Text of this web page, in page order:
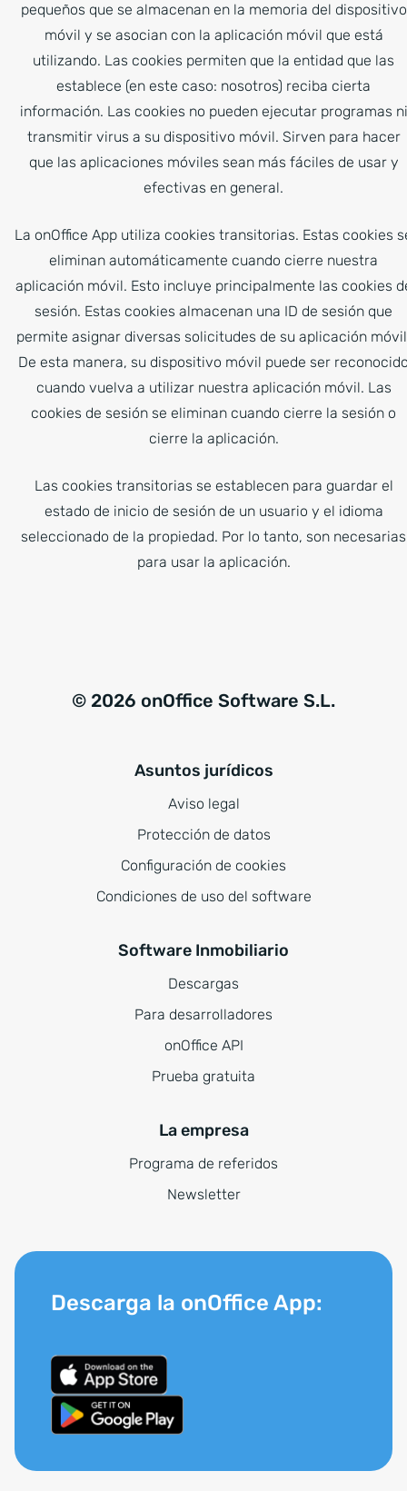
pequeños que se almacenan en la memoria del dispositivo
móvil y se asocian con la aplicación móvil que está
utilizando. Las cookies permiten que la entidad que las
establece (en este caso: nosotros) reciba cierta
información. Las cookies no pueden ejecutar programas ni
transmitir virus a su dispositivo móvil. Sirven para hacer
que las aplicaciones móviles sean más fáciles de usar y
efectivas en general.
La onOffice App utiliza cookies transitorias. Estas cookies
eliminan automáticamente cuando cierre nuestra
aplicación móvil. Esto incluye principalmente las cookies
sesión. Estas cookies almacenan una ID de sesión que
permite asignar diversas solicitudes de su aplicación
De esta manera, su dispositivo móvil puede ser
cuando vuelva a utilizar nuestra aplicación móvil. Las
cookies de sesión se eliminan cuando cierre la sesión o
cierre la aplicación.
Las cookies transitorias se establecen para guardar el
estado de inicio de sesión de un usuario y el idioma
seleccionado de la propiedad. Por lo tanto, son necesarias
para usar la aplicación.
© 2026 onOffice Software S.L.
Asuntos jurídicos
Aviso legal
Protección de datos
Configuración de cookies
Condiciones de uso del software
Software Inmobiliario
Descargas
Para desarrolladores
onOffice API
Prueba gratuita
La empresa
Programa de referidos
Newsletter
Descarga la onOffice App: